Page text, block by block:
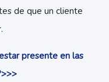
de que un cliente
presente en las